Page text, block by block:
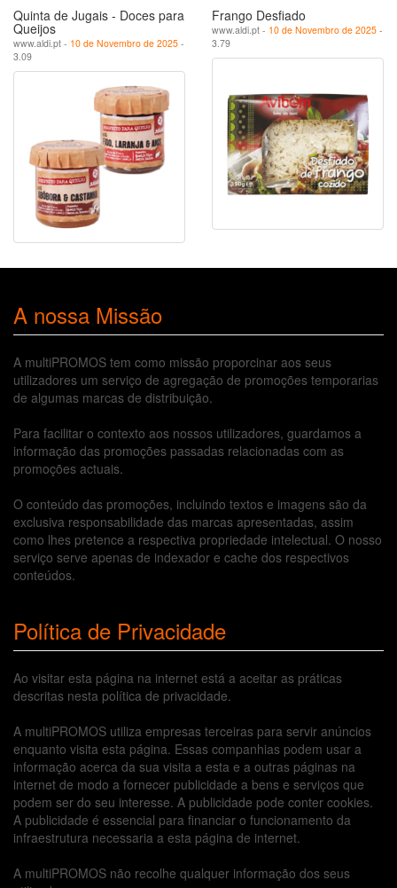
Quinta de Jugais - Doces para
Queijos
www.aldi.pt - 10 de Novembro de 2025 -
3.09
Frango Desfiado
www.aldi.pt - 10 de Novembro de 2025 -
3.79
A nossa Missão
A multiPROMOS tem como missão proporcinar aos seus
utilizadores um serviço de agregação de promoções temporarias
de algumas marcas de distribuição.
Para facilitar o contexto aos nossos utilizadores, guardamos a
informação das promoções passadas relacionadas com as
promoções actuais.
O conteúdo das promoções, incluindo textos e imagens são da
exclusiva responsabilidade das marcas apresentadas, assim
como lhes pretence a respectiva propriedade intelectual. O nosso
serviço serve apenas de indexador e cache dos respectivos
conteúdos.
Política de Privacidade
Ao visitar esta página na internet está a aceitar as práticas
descritas nesta política de privacidade.
A multiPROMOS utiliza empresas terceiras para servir anúncios
enquanto visita esta página. Essas companhias podem usar a
informação acerca da sua visita a esta e a outras páginas na
internet de modo a fornecer publicidade a bens e serviços que
podem ser do seu interesse. A publicidade pode conter cookies.
A publicidade é essencial para financiar o funcionamento da
infraestrutura necessaria a esta página de internet.
A multiPROMOS não recolhe qualquer informação dos seus